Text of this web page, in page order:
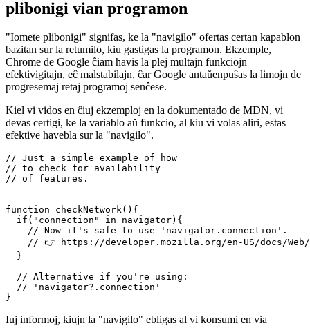
Kiel la "navigilo" povas iom post iom
plibonigi vian programon
"Iomete plibonigi" signifas, ke la "navigilo" ofertas certan kapablon
bazitan sur la retumilo, kiu gastigas la programon. Ekzemple,
Chrome de Google ĉiam havis la plej multajn funkciojn
efektivigitajn, eĉ malstabilajn, ĉar Google antaŭenpuŝas la limojn de
progresemaj retaj programoj senĉese.
Kiel vi vidos en ĉiuj ekzemploj en la dokumentado de MDN, vi
devas certigi, ke la variablo aŭ funkcio, al kiu vi volas aliri, estas
efektive havebla sur la "navigilo".
// of features.
function checkNetwork(){
  if("connection" in navigator){
// 👉 https://developer.mozilla.org/en-US/docs/
  }
  // 'navigator?.connection'